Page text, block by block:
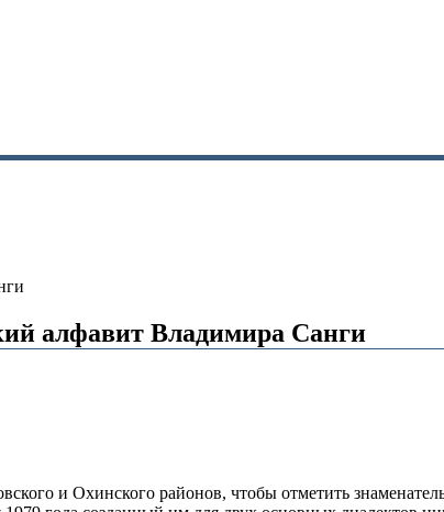
алфавит Владимира Санги
и Охинского районов, чтобы отметить